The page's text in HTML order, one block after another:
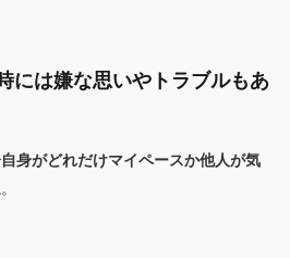
は嫌な思いやトラブルもあ
身がどれだけマイペースか他人が気